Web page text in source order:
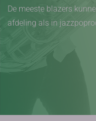
De meeste blazers
afdeling als in